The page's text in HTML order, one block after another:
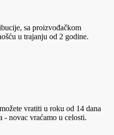
sa proizvođačkom
u trajanju od 2 godine.
vratiti u roku od 14 dana
- novac vraćamo u celosti.